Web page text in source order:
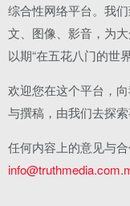
综合性网络平台。我
文、图像、影音，为
以期“在五花八门的世
欢迎您在这个平台，
与撰稿，由我们去探
任何内容上的意见与